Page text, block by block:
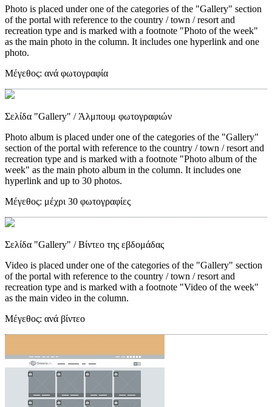
Photo is placed under one of the categories of the "Gallery" section
of the portal with reference to the country / town / resort and
recreation type and is marked with a footnote "Photo of the week"
as the main photo in the column. It includes one hyperlink and one
photo.
Μέγεθος: ανά φωτογραφία
Σελίδα "Gallery" / Άλμπουμ φωτογραφιών
Photo album is placed under one of the categories of the "Gallery"
section of the portal with reference to the country / town / resort and
recreation type and is marked with a footnote "Photo album of the
week" as the main photo album in the column. It includes one
hyperlink and up to 30 photos.
Μέγεθος: μέχρι 30 φωτογραφίες
Σελίδα "Gallery" / Βίντεο της εβδομάδας
Video is placed under one of the categories of the "Gallery" section
of the portal with reference to the country / town / resort and
recreation type and is marked with a footnote "Video of the week"
as the main video in the column.
Μέγεθος: ανά βίντεο